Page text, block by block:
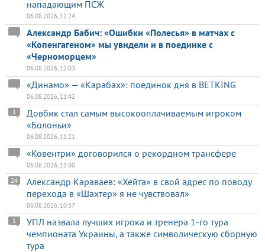
нападающим ПСЖ
06.08.2026, 12:24
Александр Бабич: «Ошибки «Полесья» в матчах с
«Копенгагеном» мы увидели и в поединке с
«Черноморцем»
06.08.2026, 12:03
«Динамо» — «Карабах»: поединок дня в BETKING
06.08.2026, 11:42
Довбик стал самым высокооплачиваемым игроком
«Болоньи»
1
06.08.2026, 11:21
«Ковентри» договорился о рекордном трансфере
06.08.2026, 11:00
Александр Караваев: «Хейта» в свой адрес по поводу
перехода в «Шахтер» я не чувствовал»
24
06.08.2026, 10:37
УПЛ назвала лучших игрока и тренера 1-го тура
чемпионата Украины, а также символическую сборную
тура
1